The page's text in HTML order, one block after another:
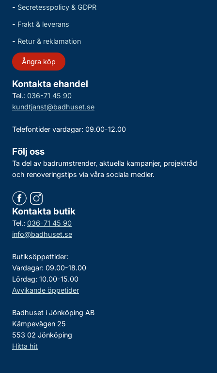
- Secretesspolicy & GDPR
- Frakt & leverans
- Retur & reklamation
Ångra köp
Kontakta ehandel
Tel.: 036-71 45 90
kundtjanst@badhuset.se
Telefontider vardagar: 09.00-12.00
Följ oss
Ta del av badrumstrender, aktuella kampanjer, projektråd
och renoveringstips via våra sociala medier.
Kontakta butik
Tel.: 036-71 45 90
info@badhuset.se
Butiksöppettider:
Vardagar: 09.00-18.00
Lördag: 10.00-15.00
Avvikande öppetider
Badhuset i Jönköping AB
Kämpevägen 25
553 02 Jönköping
Hitta hit